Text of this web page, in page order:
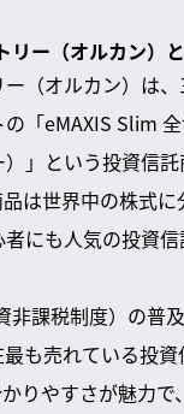
リー（オルカン）
（オルカン）は
の「eMAXIS Slim
」という投資信
は世界中の株式
にも人気の投資
非課税制度）の普
も売れている投
りやすさが魅力